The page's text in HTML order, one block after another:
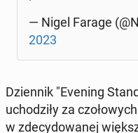
— Nigel Farage
2023
Dzien­nik "Evening
ucho­dzi­ły za
w zde­cy­do­wa­nej